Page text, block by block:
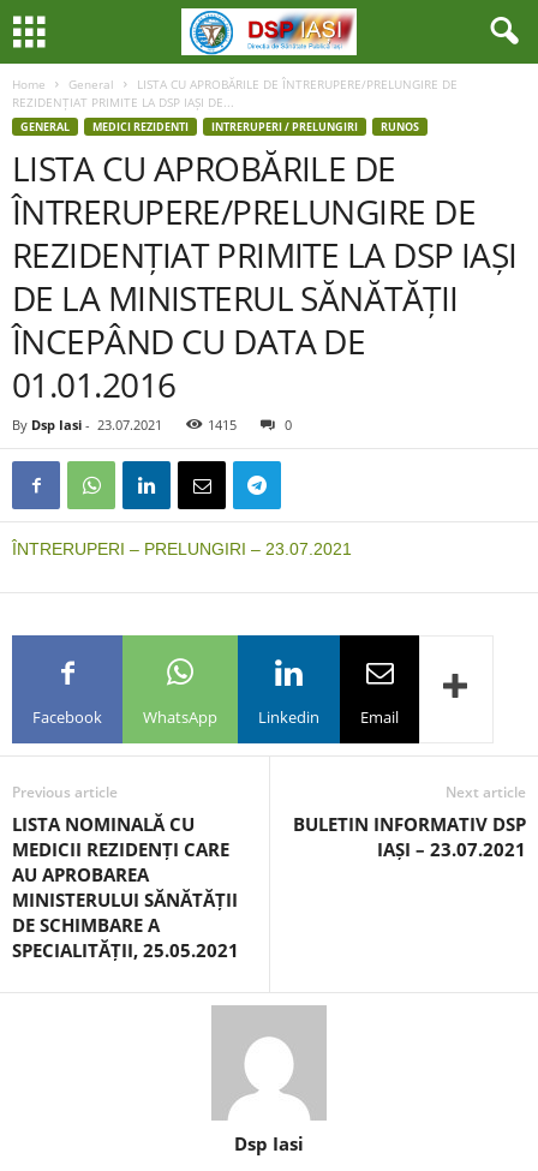
Home General
LISTA CU APROBĂRILE DE ÎNTRERUPERE/PRELUNGIRE DE
REZIDENȚIAT PRIMITE LA DSP IAȘI DE...
GENERAL MEDICI REZIDENTI INTRERUPERI / PRELUNGIRI RUNOS
LISTA CU APROBĂRILE DE
ÎNTRERUPERE/PRELUNGIRE DE
REZIDENȚIAT PRIMITE LA DSP IAȘI
DE LA MINISTERUL SĂNĂTĂȚII
ÎNCEPÂND CU DATA DE
01.01.2016
By Dsp Iasi - 23.07.2021 1415 0
ÎNTRERUPERI – PRELUNGIRI – 23.07.2021
Facebook WhatsApp Linkedin Email
Previous article
LISTA NOMINALĂ CU
MEDICII REZIDENȚI CARE
AU APROBAREA
MINISTERULUI SĂNĂTĂȚII
DE SCHIMBARE A
SPECIALITĂȚII, 25.05.2021
Next article
BULETIN INFORMATIV DSP
IAȘI – 23.07.2021
Dsp Iasi